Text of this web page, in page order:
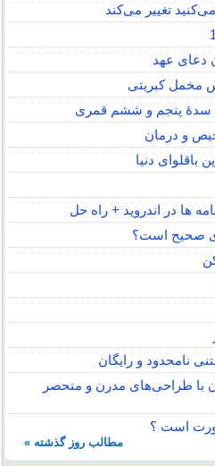
تغییر می‌کند
دعای عهد
مخمل کبریتی
سدهٔ پنجم و ششم قمری
و درمان
باقلوای دنیا
ها در اندروید + راه حل
صحیح است؟
با طراحی‌های مدرن و منحصر
است ؟
مطالب روز گذشته »